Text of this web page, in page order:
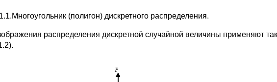
(полигон) дискретного распределения.
распределения дискретной случайной величины применяют